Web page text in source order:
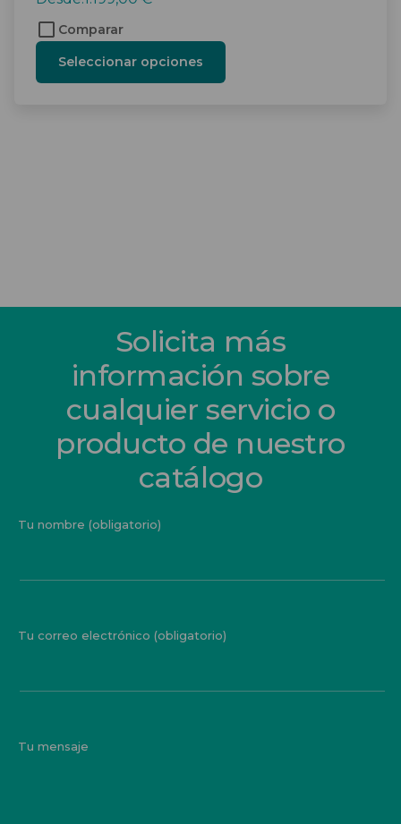
Comparar
Seleccionar opciones
Solicita más
información sobre
cualquier servicio o
producto de nuestro
catálogo
Tu nombre (obligatorio)
Tu correo electrónico (obligatorio)
Tu mensaje